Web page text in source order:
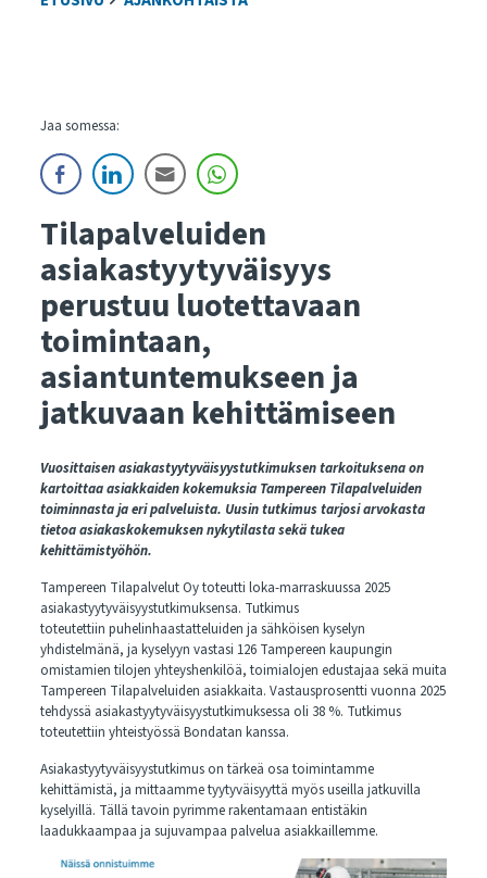
Jaa somessa:
Tilapalveluiden
asiakastyytyväisyys
perustuu luotettavaan
toimintaan,
asiantuntemukseen ja
jatkuvaan kehittämiseen
Vuosittaisen asiakastyytyväisyystutkimuksen tarkoituksena on
kartoittaa asiakkaiden kokemuksia Tampereen Tilapalveluiden
toiminnasta ja eri palveluista. Uusin tutkimus tarjosi arvokasta
tietoa asiakaskokemuksen nykytilasta sekä tukea
kehittämistyöhön.
Tampereen Tilapalvelut Oy toteutti loka-marraskuussa 2025
asiakastyytyväisyystutkimuksensa. Tutkimus
toteutettiin puhelinhaastatteluiden ja sähköisen kyselyn
yhdistelmänä, ja kyselyyn vastasi 126 Tampereen kaupungin
omistamien tilojen yhteyshenkilöä, toimialojen edustajaa sekä muita
Tampereen Tilapalveluiden asiakkaita. Vastausprosentti vuonna 2025
tehdyssä asiakastyytyväisyystutkimuksessa oli 38 %. Tutkimus
toteutettiin yhteistyössä Bondatan kanssa.
Asiakastyytyväisyystutkimus on tärkeä osa toimintamme
kehittämistä, ja mittaamme tyytyväisyyttä myös useilla jatkuvilla
kyselyillä. Tällä tavoin pyrimme rakentamaan entistäkin
laadukkaampaa ja sujuvampaa palvelua asiakkaillemme.